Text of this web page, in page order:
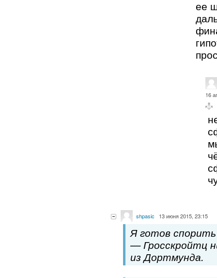
ее
16
shpasic 13 июня 2015, 23:15
Я готов
— Гросскройтц
из Дортмунда.